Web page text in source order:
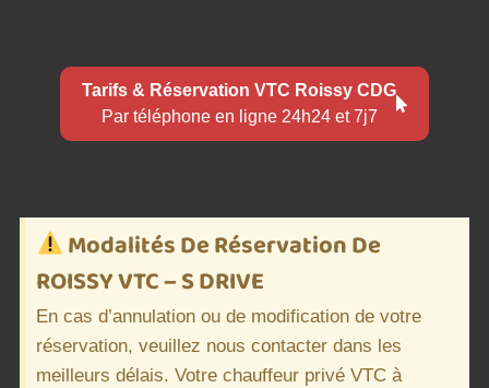
Tarifs & Réservation VTC Roissy CDG
Par téléphone en ligne 24h24 et 7j7
Modalités De Réservation De
ROISSY VTC – S DRIVE
En cas d’annulation ou de modification de votre
réservation, veuillez nous contacter dans les
meilleurs délais. Votre chauffeur privé VTC à